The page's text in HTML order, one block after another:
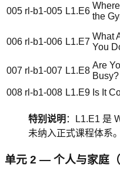
005 rl-b1-005 L1.E6
the
006 rl-b1-006 L1.E7
What
You
007 rl-b1-007 L1.E8
Are
Busy?
008 rl-b1-008 L1.E9 Is It
特别说明 ：L1.E1 是
未纳入正式课程体系。
单元 2 — 个人与家庭（